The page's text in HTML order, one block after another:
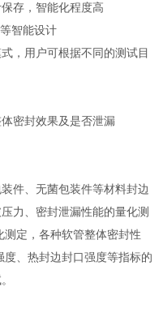
存，智能化程度高
智能设计
，用户可根据不同的测试目
密封效果及是否泄漏
件、无菌包装件等材料封边
力、密封泄漏性能的量化测
测定，各种软管整体密封性
度、热封边封口强度等指标的